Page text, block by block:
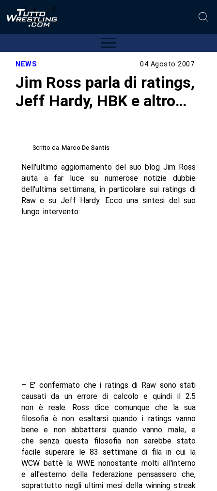
NEWS 04 Agosto 2007
Jim Ross parla di ratings,
Jeff Hardy, HBK e altro…
Scritto da Marco De Santis
Nell'ultimo aggiornamento del suo blog Jim Ross
aiuta a far luce su numerose notizie dubbie
dell'ultima settimana, in particolare sui ratings di
Raw e su Jeff Hardy. Ecco una sintesi del suo
lungo intervento:
– E' confermato che i ratings di Raw sono stati
causati da un errore di calcolo e quindi il 2.5
non è reale. Ross dice comunque che la sua
filosofia è non esaltarsi quando i ratings vanno
bene e non abbattersi quando vanno male, e
che senza questa filosofia non sarebbe stato
facile superare le 83 settimane di fila in cui la
WCW battè la WWE nonostante molti all'interno
e all'esterno della federazione pensassero che,
soprattutto negli ultimi mesi della winning streak